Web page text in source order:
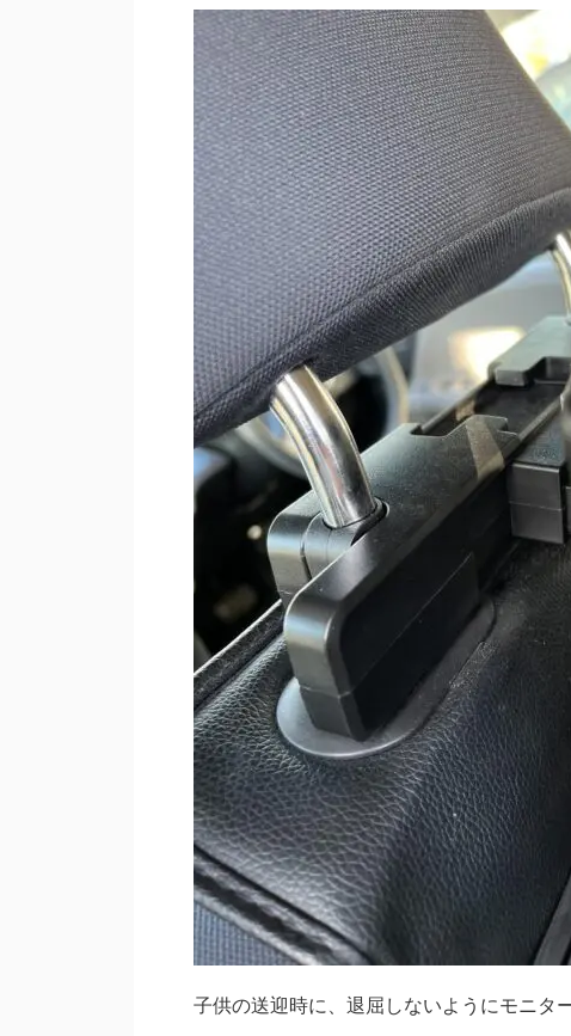
子供の送迎時に、退屈しないようにモニタ